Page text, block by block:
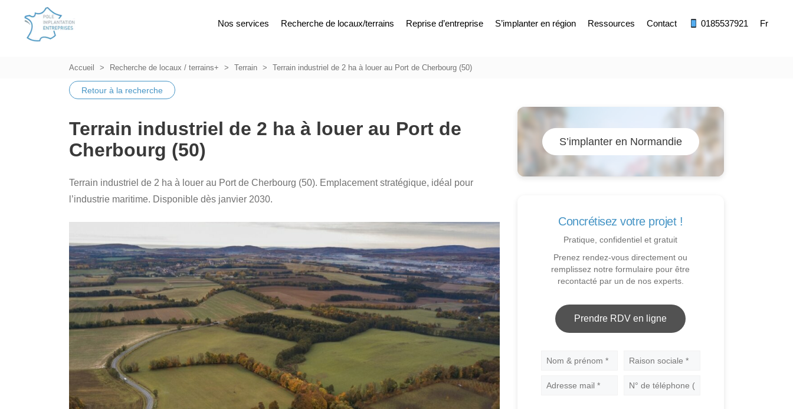
Nos services Recherche de locaux/terrains Reprise d’entreprise S’implanter en région Ressources Contact 0185537921 Fr
Accueil Recherche de locaux / terrains+ Terrain Terrain industriel de 2 ha à louer au Port de Cherbourg (50)
Retour à la recherche
Terrain industriel de 2 ha à louer au Port de
Cherbourg (50)
Terrain industriel de 2 ha à louer au Port de Cherbourg (50). Emplacement stratégique, idéal pour
l’industrie maritime. Disponible dès janvier 2030.
S’implanter en Normandie
Concrétisez votre projet !
Pratique, confidentiel et gratuit
Prenez rendez-vous directement ou
remplissez notre formulaire pour être
recontacté par un de nos experts.
Prendre RDV en ligne
Nom